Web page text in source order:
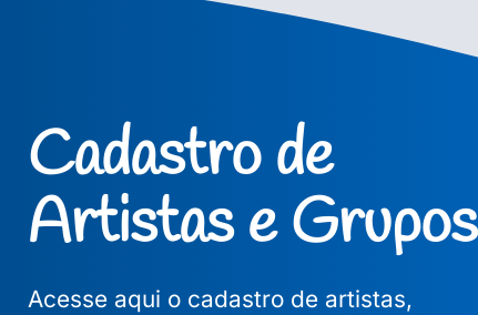
Cadastro de
Artistas e Grupos
Acesse aqui o cadastro de artistas,